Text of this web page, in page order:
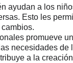
ayudan a los
Esto les
promueve
necesidades de
a la